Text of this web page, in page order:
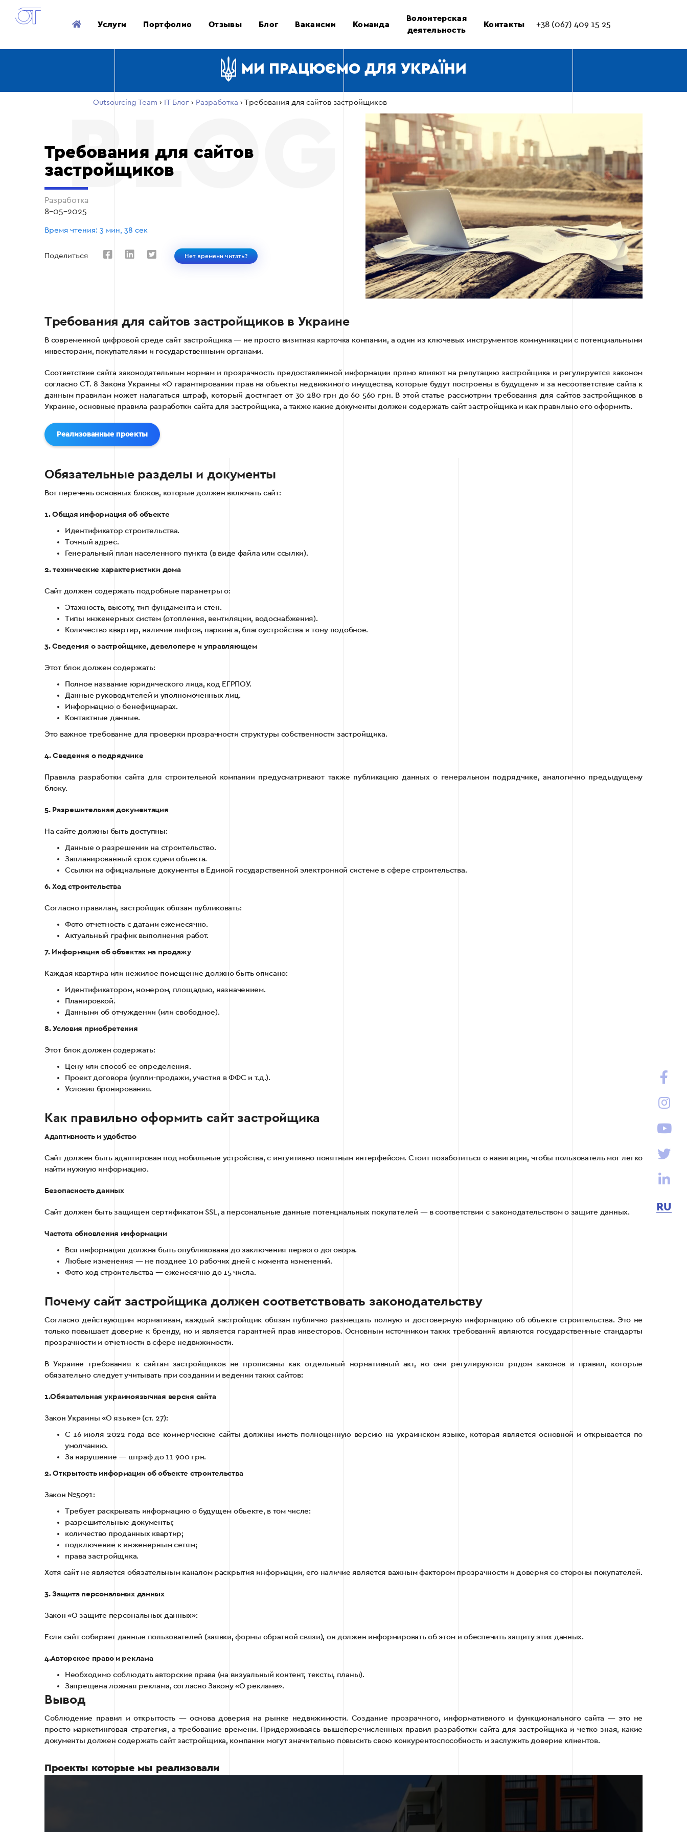
Услуги Портфолио Отзывы Блог Вакансии Команда
Волонтерская
деятельность
Контакты +38 (067) 409 15 25
МИ ПРАЦЮЄМО ДЛЯ УКРАЇНИ
Outsourcing Team › ІТ Блог › Разработка › Требования для сайтов застройщиков
RU
Требования для сайтов
застройщиков
Разработка
8-05-2025
Время чтения: 3 мин, 38 сек
Поделиться Нет времени читать?
Требования для сайтов застройщиков в Украине
В современной цифровой среде сайт застройщика — не просто визитная карточка компании, а один из ключевых инструментов коммуникации с потенциальными
инвесторами, покупателями и государственными органами.
Соответствие сайта законодательным нормам и прозрачность предоставленной информации прямо влияют на репутацию застройщика и регулируется законом
согласно СТ. 8 Закона Украины «О гарантировании прав на объекты недвижимого имущества, которые будут построены в будущем» и за несоответствие сайта к
данным правилам может налагаться штраф, который достигает от 30 280 грн до 60 560 грн. В этой статье рассмотрим требования для сайтов застройщиков в
Украине, основные правила разработки сайта для застройщика, а также какие документы должен содержать сайт застройщика и как правильно его оформить.
Реализованные проекты
Обязательные разделы и документы
Вот перечень основных блоков, которые должен включать сайт:
1. Общая информация об объекте
Идентификатор строительства.
Точный адрес.
Генеральный план населенного пункта (в виде файла или ссылки).
2. технические характеристики дома
Сайт должен содержать подробные параметры о:
Этажность, высоту, тип фундамента и стен.
Типы инженерных систем (отопления, вентиляции, водоснабжения).
Количество квартир, наличие лифтов, паркинга, благоустройства и тому подобное.
3. Сведения о застройщике, девелопере и управляющем
Этот блок должен содержать:
Полное название юридического лица, код ЕГРПОУ.
Данные руководителей и уполномоченных лиц.
Информацию о бенефициарах.
Контактные данные.
Это важное требование для проверки прозрачности структуры собственности застройщика.
4. Сведения о подрядчике
Правила разработки сайта для строительной компании предусматривают также публикацию данных о генеральном подрядчике, аналогично предыдущему
блоку.
5. Разрешительная документация
На сайте должны быть доступны:
Данные о разрешении на строительство.
Запланированный срок сдачи объекта.
Ссылки на официальные документы в Единой государственной электронной системе в сфере строительства.
6. Ход строительства
Согласно правилам, застройщик обязан публиковать:
Фото отчетность с датами ежемесячно.
Актуальный график выполнения работ.
7. Информация об объектах на продажу
Каждая квартира или нежилое помещение должно быть описано:
Идентификатором, номером, площадью, назначением.
Планировкой.
Данными об отчуждении (или свободное).
8. Условия приобретения
Этот блок должен содержать:
Цену или способ ее определения.
Проект договора (купли-продажи, участия в ФФС и т.д.).
Условия бронирования.
Как правильно оформить сайт застройщика
Адаптивность и удобство
Сайт должен быть адаптирован под мобильные устройства, с интуитивно понятным интерфейсом. Стоит позаботиться о навигации, чтобы пользователь мог легко
найти нужную информацию.
Безопасность данных
Сайт должен быть защищен сертификатом SSL, а персональные данные потенциальных покупателей — в соответствии с законодательством о защите данных.
Частота обновления информации
Вся информация должна быть опубликована до заключения первого договора.
Любые изменения — не позднее 10 рабочих дней с момента изменений.
Фото ход строительства — ежемесячно до 15 числа.
Почему сайт застройщика должен соответствовать законодательству
Согласно действующим нормативам, каждый застройщик обязан публично размещать полную и достоверную информацию об объекте строительства. Это не
только повышает доверие к бренду, но и является гарантией прав инвесторов. Основным источником таких требований являются государственные стандарты
прозрачности и отчетности в сфере недвижимости.
В Украине требования к сайтам застройщиков не прописаны как отдельный нормативный акт, но они регулируются рядом законов и правил, которые
обязательно следует учитывать при создании и ведении таких сайтов:
1.Обязательная украиноязычная версия сайта
Закон Украины «О языке» (ст. 27):
С 16 июля 2022 года все коммерческие сайты должны иметь полноценную версию на украинском языке, которая является основной и открывается по
умолчанию.
За нарушение — штраф до 11 900 грн.
2. Открытость информации об объекте строительства
Закон №5091:
Требует раскрывать информацию о будущем объекте, в том числе:
разрешительные документы;
количество проданных квартир;
подключение к инженерным сетям;
права застройщика.
Хотя сайт не является обязательным каналом раскрытия информации, его наличие является важным фактором прозрачности и доверия со стороны покупателей.
3. Защита персональных данных
Закон «О защите персональных данных»:
Если сайт собирает данные пользователей (заявки, формы обратной связи), он должен информировать об этом и обеспечить защиту этих данных.
4.Авторское право и реклама
Необходимо соблюдать авторские права (на визуальный контент, тексты, планы).
Запрещена ложная реклама, согласно Закону «О рекламе».
Вывод
Соблюдение правил и открытость — основа доверия на рынке недвижимости. Создание прозрачного, информативного и функционального сайта — это не
просто маркетинговая стратегия, а требование времени. Придерживаясь вышеперечисленных правил разработки сайта для застройщика и четко зная, какие
документы должен содержать сайт застройщика, компании могут значительно повысить свою конкурентоспособность и заслужить доверие клиентов.
Проекты которые мы реализовали